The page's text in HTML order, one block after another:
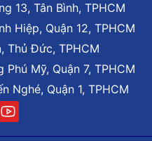
13, Tân Bình, TPHCM
Hiệp, Quận 12, TPHCM
Thủ Đức, TPHCM
Mỹ, Quận 7, TPHCM
Nghé, Quận 1, TPHCM